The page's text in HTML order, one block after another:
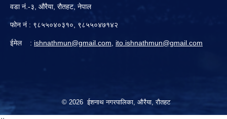
वडा नं.-३, औरैया, रौतहट, नेपाल
फोन नं : ९८५५०४०३१०, ९८५५०४७१४२
ईमेल : ishnathmun@gmail.com ito.ishnathmun@gmail.com
© 2026 ईशनाथ नगरपालिका, औरैया, रौतहट